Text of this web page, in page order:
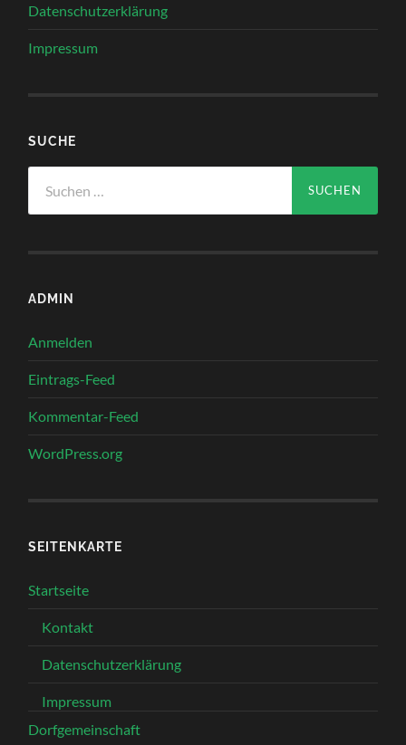
Datenschutzerklärung
Impressum
SUCHE
nach:
ADMIN
Anmelden
Eintrags-Feed
Kommentar-Feed
WordPress.org
SEITENKARTE
Startseite
Kontakt
Datenschutzerklärung
Impressum
Dorfgemeinschaft